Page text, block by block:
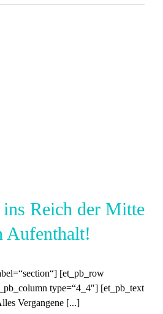
Reich der Mitte
Aufenthalt!
[et_pb_row
type=“4_4″] [et_pb_text
Vergangene [...]